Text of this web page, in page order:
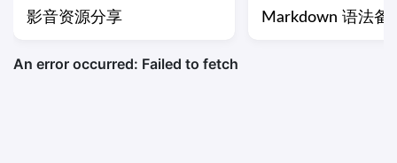
影音资源分享 Markdown 语法备